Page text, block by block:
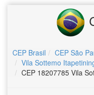
CEP Brasil CEP São
Vila Sottemo
CEP 18207785 Vila